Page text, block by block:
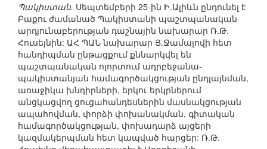
Պակիստան. Սեպտեմբերի 25-ին Ի.Ալիևն ընդունել է
Բաքու ժամանած Պակիստանի պաշտպանական
արդյունաբերության դաշնային նախարար Ռ.Թ.
Հուսեյնին: ԱՀ ՊԱՆ նախարար Յ.Ջամալովի հետ
հանդիպման ընթացքում քննարկվել են
պաշտպանական ոլորտում ադրբեջանա-
պակիստանյան համագործակցության ընդլայնման,
առաջիկա խնդիրների, երկու երկրներում
անցկացվող ցուցահանդեսներին մասնակցության
ապահովման, փորձի փոխանակման, գիտական
համագործակցության, փոխադարձ այցերի
կազմակերպման հետ կապված հարցեր: Ռ.Թ.